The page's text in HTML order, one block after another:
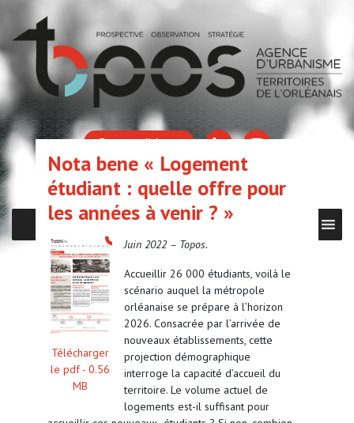
Espace adhérent
Nota bene « Logement
étudiant : quelle offre pour
les années à venir ? »
Télécharger
le pdf - 0.56
MB
Juin 2022 – Topos.
Accueillir 26 000 étudiants, voilà le
scénario auquel la métropole
orléanaise se prépare à l’horizon
2026. Consacrée par l’arrivée de
nouveaux établissements, cette
projection démographique
interroge la capacité d’accueil du
territoire. Le volume actuel de
logements est-il suffisant pour